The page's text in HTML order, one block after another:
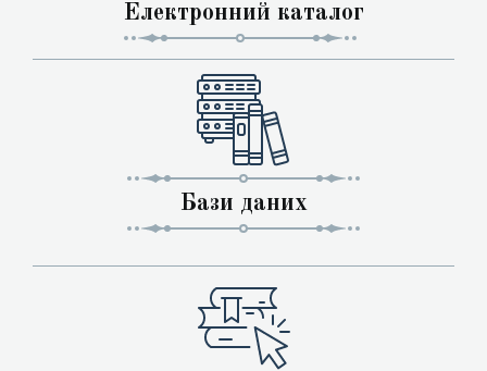
Електронний каталог
Бази даних